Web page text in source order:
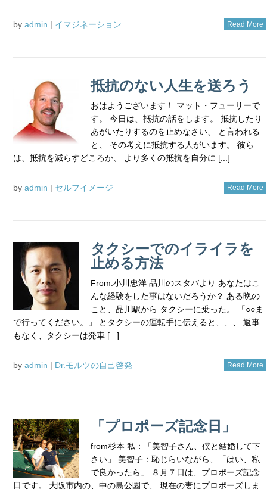
by admin | イマジネーション Read More
抵抗のない人生を送ろう
おはようございます！ マット・フューリーで
す。 今日は、抵抗の話をします。 抵抗したり
あがいたりするのを止めなさい、 と言われる
と、 その考えに抵抗する人がいます。 彼ら
は、抵抗を減らすどころか、 より多くの抵抗を自分に [...]
by admin | セルフイメージ Read More
タクシーでのイライラを
止める方法
From:小川忠洋 品川のスタバより あなたはこ
んな経験をした事はないだろうか？ ある晩の
こと、品川駅から タクシーに乗った。 「○○ま
で行ってください。」 とタクシーの運転手に伝えると、、、 返事
もなく、タクシーは発車 [...]
by admin | Dr.モルツの自己啓発 Read More
「プロポーズ記念日」
from杉本 私：「美智子さん、僕と結婚して下
さい」 美智子：恥じらいながら、「はい、私
で良かったら」 ８月７日は、プロポーズ記念
日です。 大阪市内の、中の島公園で、 現在の妻にプロポーズしま